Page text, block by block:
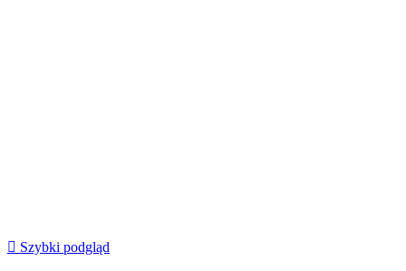
 Szybki podgląd